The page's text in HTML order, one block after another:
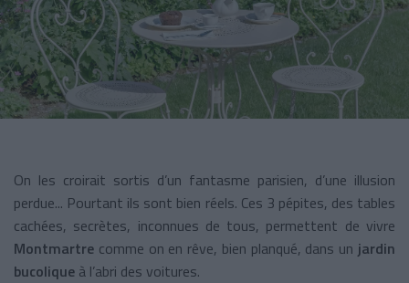
On les croirait sortis d’un fantasme parisien, d’une illusion
perdue... Pourtant ils sont bien réels. Ces 3 pépites, des tables
cachées, secrètes, inconnues de tous, permettent de vivre
Montmartre comme on en rêve, bien planqué, dans un jardin
bucolique à l’abri des voitures.